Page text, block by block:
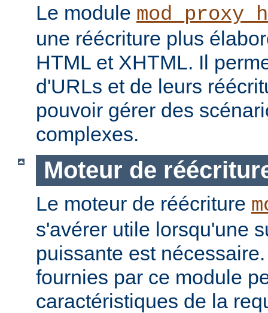
Le module
une réécriture plus
HTML et XHTML. Il
d'URLs et de leurs
pouvoir gérer des
complexes.
Moteur de
Le moteur de réécriture
s'avérer utile lorsqu'une
puissante est
fournies par ce module
caractéristiques de la